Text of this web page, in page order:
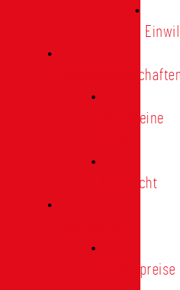
Allgemeine
Übersicht
Förderpreise